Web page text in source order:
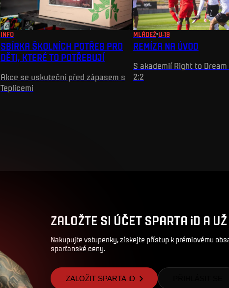
INFO
SBÍRKA ŠKOLNÍCH POTŘEB PRO
DĚTI, KTERÉ TO POTŘEBUJÍ
Akce se uskuteční před zápasem s
Teplicemi
MLÁDEŽ U-19
REMÍZA NA ÚVOD
S akademií Right to Dream
2:2
ZALOŽTE SI ÚČET SPARTA iD A
Nakupujte vstupenky, získejte přístup k prémiovému
sparťanské ceny.
ZALOŽIT SPARTA iD